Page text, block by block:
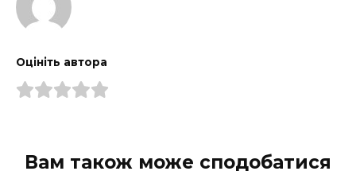
Оцініть автора
Вам також може сподобатися